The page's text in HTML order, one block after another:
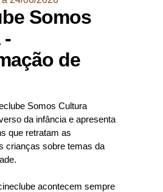
Somos
-
de
Somos Cultura
da infância e apresenta
que retratam as
crianças sobre temas da
acontecem sempre